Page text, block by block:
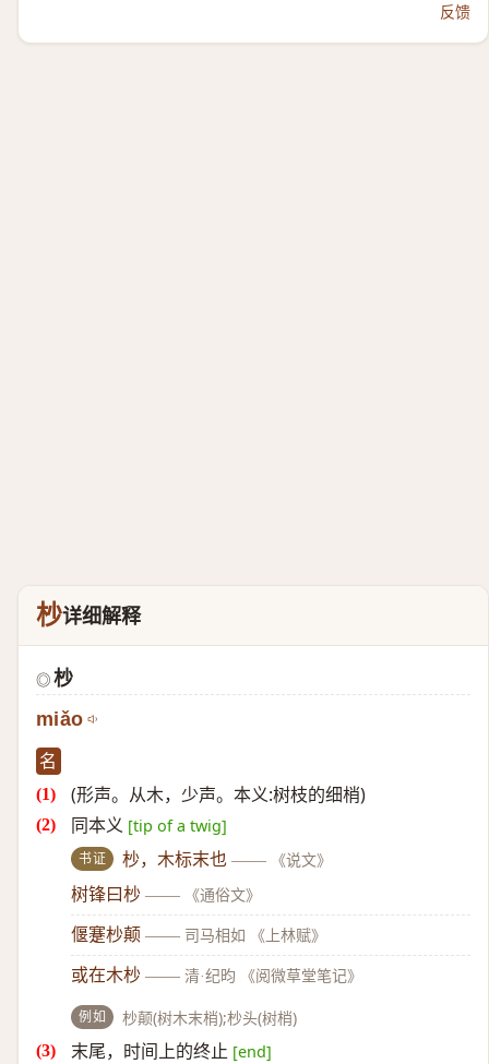
反馈
杪详细解释
◎ 杪
miǎo
名
(形声。从木，少声。本义:树枝的细梢)
同本义 [tip of a twig]
书证 杪，木标末也 —— 《说文》
树锋曰杪 —— 《通俗文》
偃蹇杪颠 —— 司马相如 《上林赋》
或在木杪 —— 清·纪昀 《阅微草堂笔记》
例如 杪颠(树木末梢);杪头(树梢)
末尾，时间上的终止 [end]